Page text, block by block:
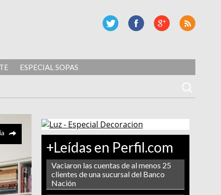
ESPECIAL SOPAS
+Leídas en Perfil.com
Vaciaron las cuentas de al menos 25
clientes de una sucursal del Banco
Nación